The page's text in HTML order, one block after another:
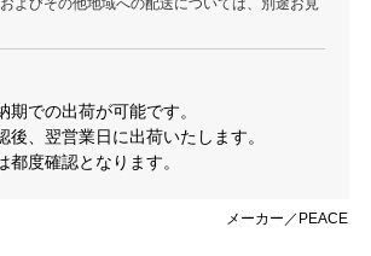
メーカー／PEACE
よびその他地域への配送については、別途お見
期での出荷が可能です。
後、翌営業日に出荷いたします。
都度確認となります。